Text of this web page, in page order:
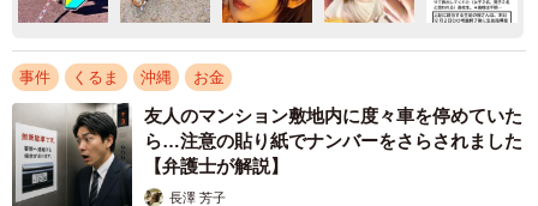
事件 くるま 沖縄 お金
友人のマンション敷地内に度々車を停めていた
ら…注意の貼り紙でナンバーをさらされました
【弁護士が解説】
長澤 芳子